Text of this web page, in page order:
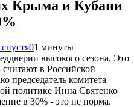
Крыма и Кубани
01 минуты
высокого сезона. Это
в Российской
председатель комитета
политике Инна Святенко
в 30% - это не норма.